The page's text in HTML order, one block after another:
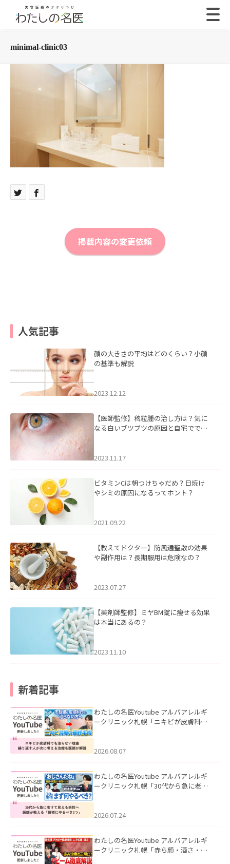
minimal-clinic03
掲載内容の変更依頼
人気記事
顔の大きさの平均はどのくらい？小顔
の基準も解説
2023.12.12
【医師監修】稗粒腫の治し方は？気に
なる白いブツブツの原因と自宅ででき
2023.11.17
ビタミンCは朝つけちゃだめ？日焼け
やシミの原因になるってホント？
2021.09.22
【教えてドクター】防風通聖散の効果
や副作用は？長期服用は危険なの？
2023.07.27
【薬剤師監修】ミヤBM錠に痩せる効果
は本当にあるの？
2023.11.10
新着記事
わたしの名医Youtube アルバアレルギ
ークリニック札幌「ニキビが皮膚科で
ました。
2026.08.07
わたしの名医Youtube アルバアレルギ
ークリニック札幌「30代から急に老け
た。
2026.07.24
わたしの名医Youtube アルバアレルギ
ークリニック札幌「赤ら顔・酒さ・ニ